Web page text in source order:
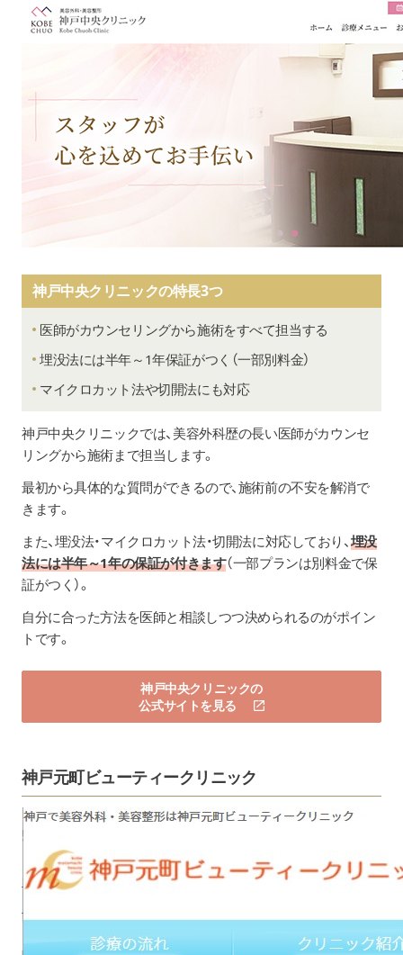
神戸中央クリニックの特長3つ
医師がカウンセリングから施術をすべて担当する
埋没法には半年～1年保証がつく（一部別料金）
マイクロカット法や切開法にも対応
神戸中央クリニックでは、美容外科歴の長い医師がカウンセ
リングから施術まで担当します。
最初から具体的な質問ができるので、施術前の不安を解消で
きます。
また、埋没法・マイクロカット法・切開法に対応しており、埋没
法には半年～1年の保証が付きます（一部プランは別料金で保
証がつく）。
自分に合った方法を医師と相談しつつ決められるのがポイン
トです。
神戸中央クリニックの
公式サイトを見る
神戸元町ビューティークリニック